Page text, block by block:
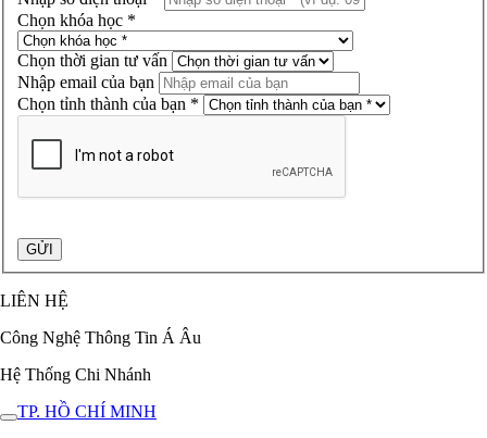
Chọn khóa học *
Chọn thời gian tư vấn
Nhập email của bạn
Chọn tỉnh thành của bạn *
LIÊN HỆ
Công Nghệ Thông Tin Á Âu
Hệ Thống Chi Nhánh
TP. HỒ CHÍ MINH